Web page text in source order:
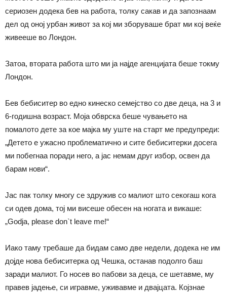
сериозен додека бев на работа, толку сакав и да запознаам
дел од оној урбан живот за кој ми зборуваше брат ми кој веќе
живееше во Лондон.
Затоа, втората работа што ми ја најде агенцијата беше токму
Лондон.
Бев бебиситер во едно кинеско семејство со две деца, на 3 и
6-годишна возраст. Моја обврска беше чувањето на
помалото дете за кое мајка му уште на старт ме предупреди:
„Детето е ужасно проблематично и сите бебиситерки досега
ми побегнаа поради него, а јас немам друг избор, освен да
барам нови“.
Јас пак толку многу се здружив со малиот што секогаш кога
си одев дома, тој ми висеше обесен на ногата и викаше:
„Godja, please don`t leave me!“
Иако таму требаше да бидам само две недели, додека не им
дојде нова бебиситерка од Чешка, останав подолго баш
заради малиот. Го носев во пабови за деца, се шетавме, му
правев јадење, си игравме, уживавме и двајцата. Којзнае